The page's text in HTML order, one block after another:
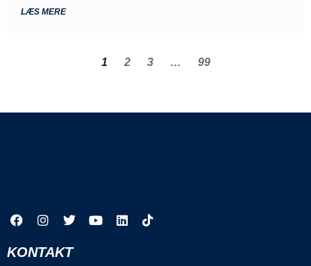
LÆS MERE
1 2 3 … 99
KONTAKT